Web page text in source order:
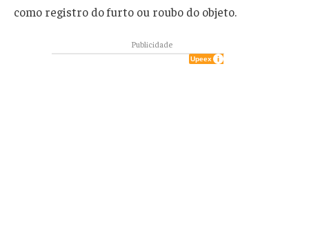
como registro do furto ou roubo do objeto.
Publicidade